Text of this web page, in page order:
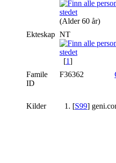
(Alder 60 år)
Ekteskap NT
[1]
Famile
ID
F36362
Kilder [S99]